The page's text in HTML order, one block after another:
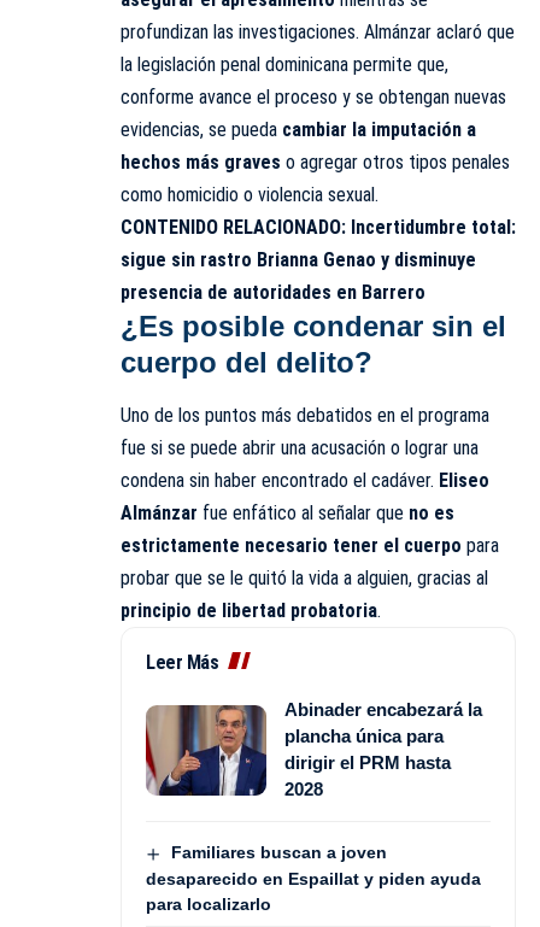
profundizan las investigaciones. Almánzar aclaró que
la legislación penal dominicana permite que,
conforme avance el proceso y se obtengan nuevas
evidencias, se pueda cambiar la imputación a
hechos más graves o agregar otros tipos penales
como homicidio o violencia sexual.
CONTENIDO RELACIONADO: Incertidumbre total:
sigue sin rastro Brianna Genao y disminuye
presencia de autoridades en Barrero
¿Es posible condenar sin el
cuerpo del delito?
Uno de los puntos más debatidos en el programa
fue si se puede abrir una acusación o lograr una
condena sin haber encontrado el cadáver. Eliseo
Almánzar fue enfático al señalar que no es
estrictamente necesario tener el cuerpo para
probar que se le quitó la vida a alguien, gracias al
principio de libertad probatoria.
Leer Más
Abinader encabezará la
plancha única para
dirigir el PRM hasta
2028
Familiares buscan a joven
desaparecido en Espaillat y piden ayuda
para localizarlo